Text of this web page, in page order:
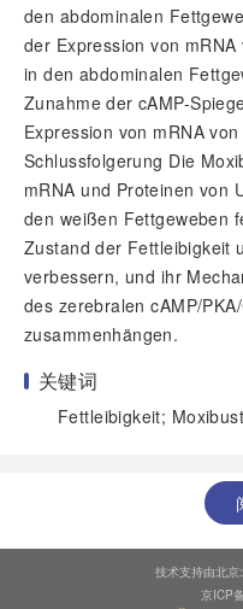
den abdominalen
der Expression von
in den abdominalen
Zunahme der cAMP-
Expression von mRNA
Schlussfolgerung Die
mRNA und Proteinen von
den weißen Fettgeweben
Zustand der Fettleibigkeit
verbessern, und ihr
des zerebralen cAMP/
zusammenhängen.
关键词
Fettleibigkeit;
技术支持由北
京ICP